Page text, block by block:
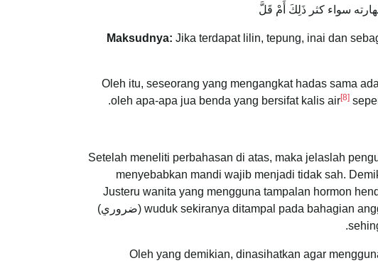
سواء كثر ذَلِكَ أَمْ قَلَّ
Maksudnya: Jika terdapat lilin, tepung, inai dan
Oleh itu, seseorang yang mengangkat hadas sama
oleh apa-apa jua benda yang bersifat kalis air[8]
Setelah meneliti perbahasan di atas, maka jelaslah
menyebabkan mandi wajib menjadi tidak sah.
Justeru wanita yang mengguna tampalan hormon
wuduk sekiranya ditampal pada bahagian anggota wuduk. Hal ini kerana penggunaan tampalan ini dilihat bukan sesuatu keperluan yang darurat (ضروري)
Oleh yang demikian, dinasihatkan agar